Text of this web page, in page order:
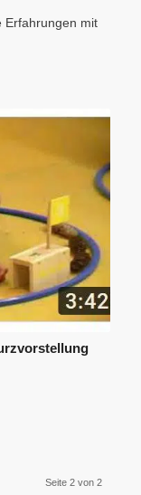
Erfahrungen mit
Seite 2 von 2